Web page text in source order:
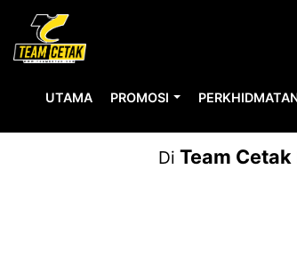
UTAMA PROMOSI
Di Team Cetak